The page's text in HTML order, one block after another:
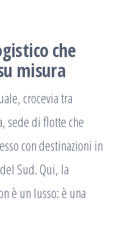
che
misura
crocevia tra
sede di flotte che
con destinazioni in
Sud. Qui, la
è un lusso: è una